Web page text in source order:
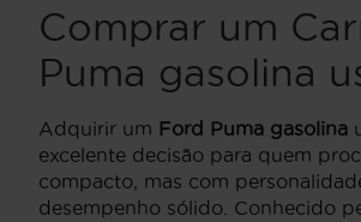
Comprar um
Puma gasolina
Adquirir um Ford Puma gasolina
excelente decisão para quem
compacto, mas com
desempenho sólido. Conhecido